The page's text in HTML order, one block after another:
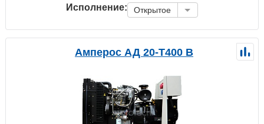
Исполнение: Открытое
Амперос АД 20-Т400 B